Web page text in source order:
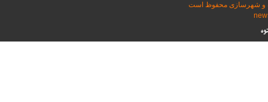
و شهرسازی محفوظ است